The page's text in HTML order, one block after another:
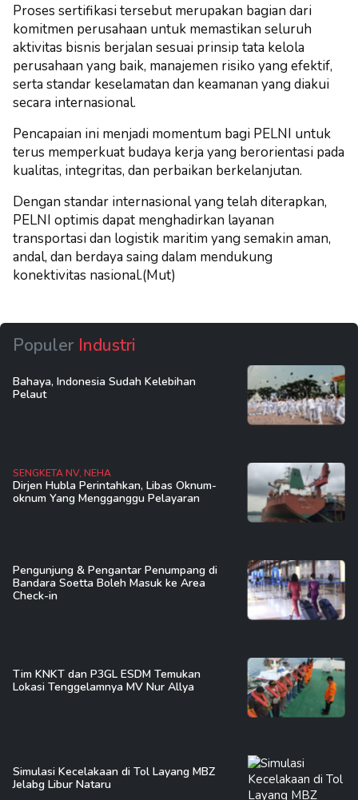
Proses sertifikasi tersebut merupakan bagian dari
komitmen perusahaan untuk memastikan seluruh
aktivitas bisnis berjalan sesuai prinsip tata kelola
perusahaan yang baik, manajemen risiko yang efektif,
serta standar keselamatan dan keamanan yang diakui
secara internasional.
Pencapaian ini menjadi momentum bagi PELNI untuk
terus memperkuat budaya kerja yang berorientasi pada
kualitas, integritas, dan perbaikan berkelanjutan.
Dengan standar internasional yang telah diterapkan,
PELNI optimis dapat menghadirkan layanan
transportasi dan logistik maritim yang semakin aman,
andal, dan berdaya saing dalam mendukung
konektivitas nasional.(Mut)
Populer Industri
Bahaya, Indonesia Sudah Kelebihan
Pelaut
SENGKETA NV, NEHA
Dirjen Hubla Perintahkan, Libas Oknum-
oknum Yang Mengganggu Pelayaran
Pengunjung & Pengantar Penumpang di
Bandara Soetta Boleh Masuk ke Area
Check-in
Tim KNKT dan P3GL ESDM Temukan
Lokasi Tenggelamnya MV Nur Allya
Simulasi Kecelakaan di Tol Layang MBZ
Jelabg Libur Nataru